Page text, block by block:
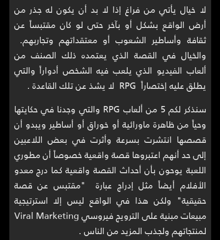
لا خيال يأتي من فراغ إذا لا بد أن يكون له جذر من
أرض الواقع بشكل أو بآخر حتى لو كان مقتبساً عن
ثقافة وأساطير الشعوب أو معتقداتهم وتجاربهم.
والخيال في القصة الذي يعتمده ذلك الصنف من
ألعاب الفيديو الذي يلعب فيه الشخص أدواراً والتي
يطلق عليه إختصاراً RPG لا يشذ عن تلك القاعدة .
سنذكر لكم 5 من ألعاب RPG والتي وجدنا في حكايتها
وحياً من ظاهرة ماورائية أو خوراق أو أساطير ويبدو أن
قصصها انتشرت بسرعة وأثرت في بعض اللاعبين
إلى حد أنهم اعتبروها قصة واقعية خصوصاً أن مطوري
اللعبة يوحون بأن أحداث القصة واقعية كما درج معدو
الأفلام أيضاً مثل إدراج عبارة "مقتبس عن قصة
حقيقية" ولكن هذا في الواقع ليس إلا استرتيجية
مبيعات مبنية على الترويج فيروسي Viral Marketing
لمنتجاتهم ولجذب المزيد من الناس .